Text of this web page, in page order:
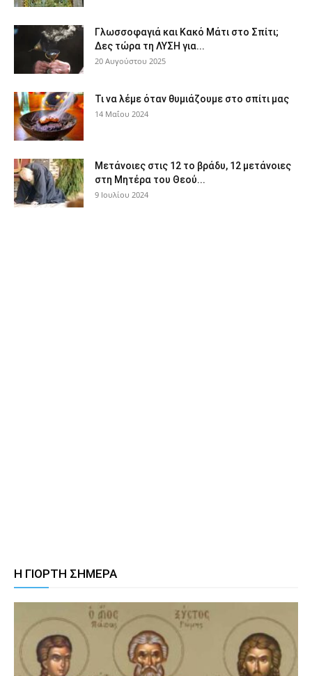
Γλωσσοφαγιά και Κακό Μάτι στο Σπίτι;
Δες τώρα τη ΛΥΣΗ για...
20 Αυγούστου 2025
Τι να λέμε όταν θυμιάζουμε στο σπίτι μας
14 Μαΐου 2024
Μετάνοιες στις 12 το βράδυ, 12 μετάνοιες
στη Μητέρα του Θεού...
9 Ιουλίου 2024
Η ΓΙΟΡΤΗ ΣΗΜΕΡΑ